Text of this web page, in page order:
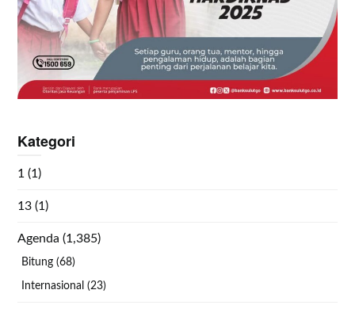
Kategori
1 (1)
13 (1)
Agenda (1,385)
Bitung (68)
Internasional (23)